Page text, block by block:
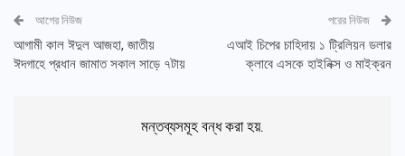
আগের নিউজ
আগামী কাল ঈদুল আজহা, জাতীয়
ঈদগাহে প্রধান জামাত সকাল সাড়ে ৭টায়
পরের নিউজ
এআই চিপের চাহিদায় ১ ট্রিলিয়ন ডলার
ক্লাবে এসকে হাইনিক্স ও মাইক্রন
মন্তব্যসমূহ বন্ধ করা হয়.